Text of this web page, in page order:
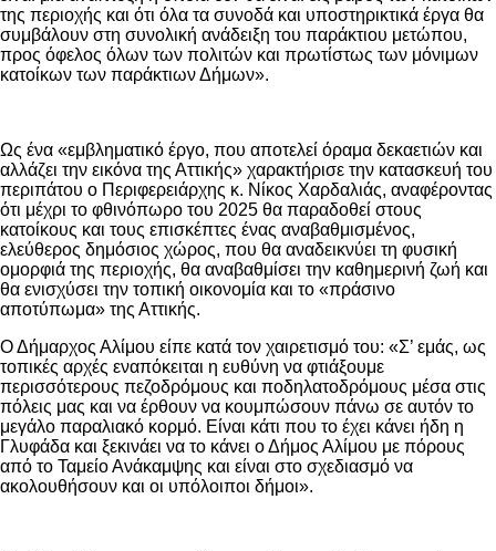
της περιοχής και ότι όλα τα συνοδά και υποστηρικτικά έργα θα
συμβάλουν στη συνολική ανάδειξη του παράκτιου μετώπου,
προς όφελος όλων των πολιτών και πρωτίστως των μόνιμων
κατοίκων των παράκτιων Δήμων».
Ως ένα «εμβληματικό έργο, που αποτελεί όραμα δεκαετιών και
αλλάζει την εικόνα της Αττικής» χαρακτήρισε την κατασκευή του
περιπάτου ο Περιφερειάρχης κ. Νίκος Χαρδαλιάς, αναφέροντας
ότι μέχρι το φθινόπωρο του 2025 θα παραδοθεί στους
κατοίκους και τους επισκέπτες ένας αναβαθμισμένος,
ελεύθερος δημόσιος χώρος, που θα αναδεικνύει τη φυσική
ομορφιά της περιοχής, θα αναβαθμίσει την καθημερινή ζωή και
θα ενισχύσει την τοπική οικονομία και το «πράσινο
αποτύπωμα» της Αττικής.
Ο Δήμαρχος Αλίμου είπε κατά τον χαιρετισμό του: «Σ’ εμάς, ως
τοπικές αρχές εναπόκειται η ευθύνη να φτιάξουμε
περισσότερους πεζοδρόμους και ποδηλατοδρόμους μέσα στις
πόλεις μας και να έρθουν να κουμπώσουν πάνω σε αυτόν το
μεγάλο παραλιακό κορμό. Είναι κάτι που το έχει κάνει ήδη η
Γλυφάδα και ξεκινάει να το κάνει ο Δήμος Αλίμου με πόρους
από το Ταμείο Ανάκαμψης και είναι στο σχεδιασμό να
ακολουθήσουν και οι υπόλοιποι δήμοι».